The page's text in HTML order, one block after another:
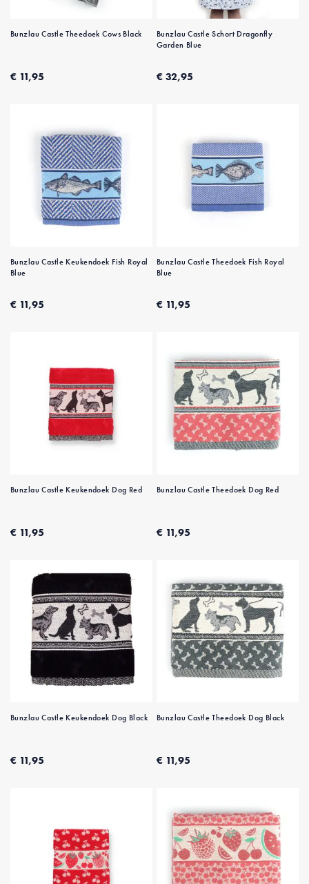
Bunzlau Castle Theedoek Cows Black
€ 11,95
Bunzlau Castle Schort Dragonfly
Garden Blue
€ 32,95
Bunzlau Castle Keukendoek Fish Royal
Blue
€ 11,95
Bunzlau Castle Theedoek Fish Royal
Blue
€ 11,95
Bunzlau Castle Keukendoek Dog Red
€ 11,95
Bunzlau Castle Theedoek Dog Red
€ 11,95
Bunzlau Castle Keukendoek Dog Black
€ 11,95
Bunzlau Castle Theedoek Dog Black
€ 11,95